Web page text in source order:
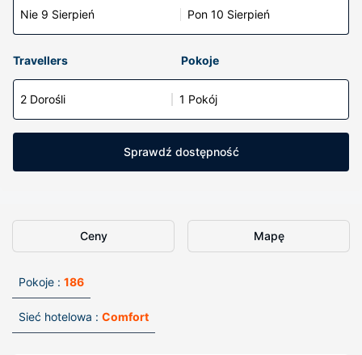
Nie 9 Sierpień Pon 10 Sierpień
Travellers Pokoje
2 Dorośli 1 Pokój
Sprawdź dostępność
Ceny Mapę
Pokoje : 186
Sieć hotelowa : Comfort